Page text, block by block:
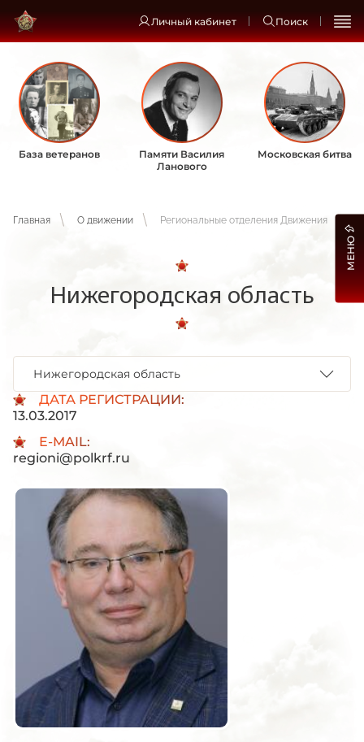
Личный кабинет Поиск
База ветеранов
Памяти Василия
Ланового
Московская битва
Главная О движении Региональные отделения Движения
Нижегородская область
ДАТА РЕГИСТРАЦИИ:
13.03.2017
E-MAIL:
regioni@polkrf.ru
Нижегородская область
МЕНЮ